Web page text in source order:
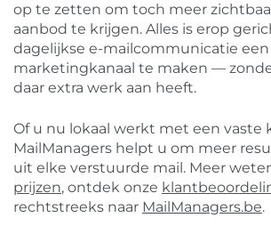
op te zetten om toch meer
aanbod te krijgen. Alles is erop
dagelijkse e-mailcommunicatie
marketingkanaal te maken —
daar extra werk aan heeft.
Of u nu lokaal werkt met een vaste
MailManagers helpt u om meer
uit elke verstuurde mail. Meer
prijzen, ontdek onze
rechtstreeks naar MailManagers.be.